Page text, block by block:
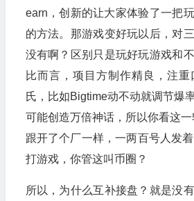
earn，创新的让大家体验了一把
的方法。那游戏变好玩以后，对
没有啊？区别只是玩好玩游戏和
比而言，项目方制作精良，注
氏，比如Bigtime动不动就调节爆
可能创造万倍神话，所以你看这
跟开了个厂一样，一两百号人发
打游戏，你管这叫币圈？
所以，为什么互补接盘？就是没